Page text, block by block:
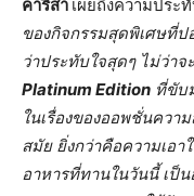
คารีสา เผยถึงความประ
ของกิจกรรมสุดพิเศษที่ป
ว่าประทับใจสุดๆ ไม่ว่าจ
Platinum Edition ที่ขับ
ในเรื่องของออพชั่นควา
สมัย ยิ่งกว่าคือความเอา
อาหารที่ทานในวันนี้ เป็